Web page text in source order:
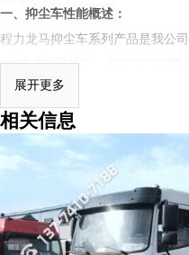
一、抑尘车性能概述：
程力龙马抑尘车系列产品是我公
****技术水平的新一代环境保洁降
专用车辆设备。其主要细化分类
路专用抑尘车、爆破专用抑尘车
用底盘改装，具有喷雾效果好，
作业噪音低等特点。多功能抑尘
积水罐、**远程雾炮机组系统、
洒水高炮（可选装电子遥控水炮
用的作业装置等改装而成，其性
展开更多
相关信息